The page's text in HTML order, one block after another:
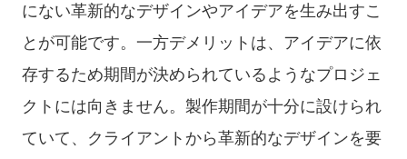
にない革新的なデザインやアイデアを生み出すこ
とが可能です。一方デメリットは、アイデアに依
存するため期間が決められているようなプロジェ
クトには向きません。製作期間が十分に設けられ
ていて、クライアントから革新的なデザインを要